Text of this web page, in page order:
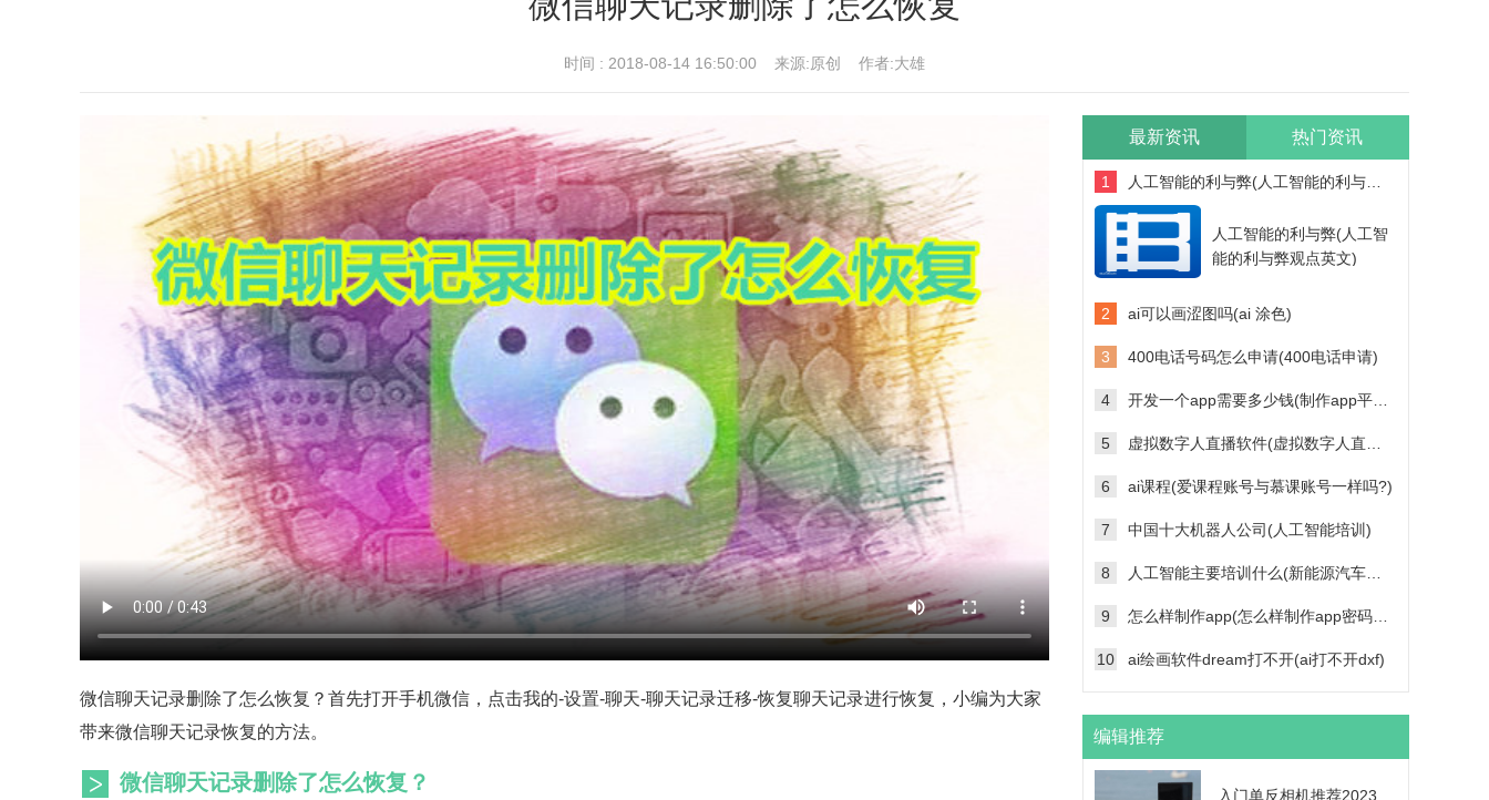
时间 : 2018-08-14 16:50:00 来源:原创 作者:大雄
微信聊天记录删除了怎么恢复？首先打开手机微信，点击我的-设置-聊天-聊天记录迁移-恢复聊天记录进行恢复，小编为大家
带来微信聊天记录恢复的方法。
微信聊天记录删除了怎么恢复？
最新资讯 热门资讯
1
人工智能的利与弊(人工智
能的利与弊观点英文)
2 ai可以画涩图吗(ai 涂色)
3 400电话号码怎么申请(400电话申请)
4
5
6 ai课程(爱课程账号与慕课账号一样吗?)
7 中国十大机器人公司(人工智能培训)
8
9
10 ai绘画软件dream打不开(ai打不开dxf)
编辑推荐
入门单反相机推荐2023